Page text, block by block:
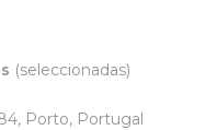
(seleccionadas)
Porto, Portugal